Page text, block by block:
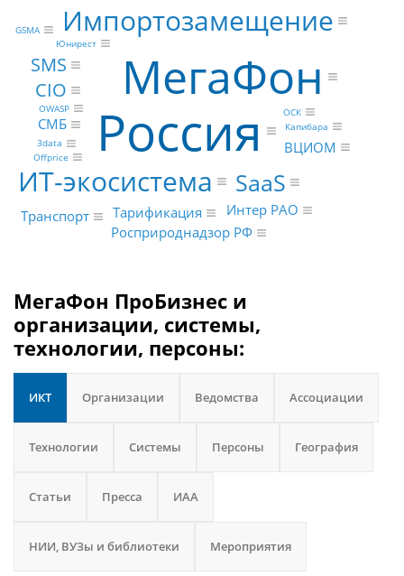
Россия
МегаФон
ИТ-экосистема
Импортозамещение
SaaS
SMS
CIO
СМБ
Транспорт Тарификация
Интер РАО
Росприроднадзор РФ
ВЦИОМ
Offprice
Юнирест
Капибара
ОСК
GSMA
OWASP
3data
МегаФон ПроБизнес и
организации, системы,
технологии, персоны:
ИКТ Организации Ведомства Ассоциации
Технологии Системы Персоны География
Статьи Пресса ИАА
НИИ, ВУЗы и библиотеки Мероприятия